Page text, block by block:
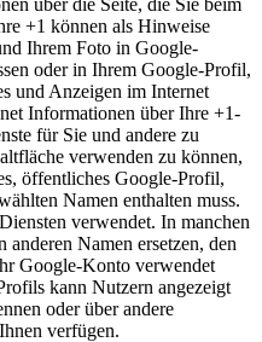
+1 können als Hinweise
Ihrem Foto in Google-
oder in Ihrem Google-Profil,
und Anzeigen im Internet
Informationen über Ihre +1-
für Sie und andere zu
verwenden zu können,
öffentliches Google-Profil,
Namen enthalten muss.
verwendet. In manchen
anderen Namen ersetzen, den
Google-Konto verwendet
kann Nutzern angezeigt
oder über andere
verfügen.